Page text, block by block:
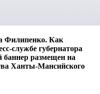
Филипенко. Как
службе губернатора
размещен на
Ханты-Мансийского